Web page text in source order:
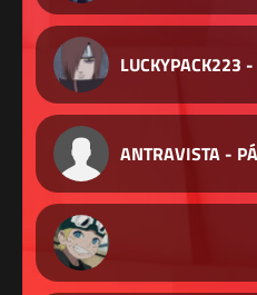
LUCKYPACK223
ANTRAVISTA -